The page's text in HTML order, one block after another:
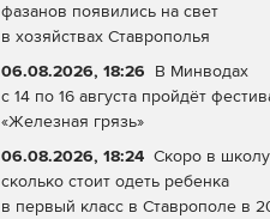
фазанов появились на свет
в хозяйствах Ставрополья
06.08.2026, 18:26 В Минводах
с 14 по 16 августа пройдёт
«Железная грязь»
06.08.2026, 18:24 Скоро в
сколько стоит одеть ребенка
в первый класс в Ставрополе в